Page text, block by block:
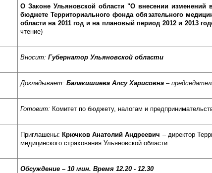
О Законе Ульяновской области "О внесении изменений
бюджете Территориального фонда обязательного
области на 2011 год и на плановый период 2012 и 2013
чтение)
Вносит: Губернатор Ульяновской области
Докладывает: Балакишиева Алсу Харисовна –
Готовит: Комитет по бюджету, налогам и
Приглашены: Крючков Анатолий Андреевич – директор
медицинского страхования Ульяновской области
Обсуждение – 10 мин. Время 12.20 - 12.30